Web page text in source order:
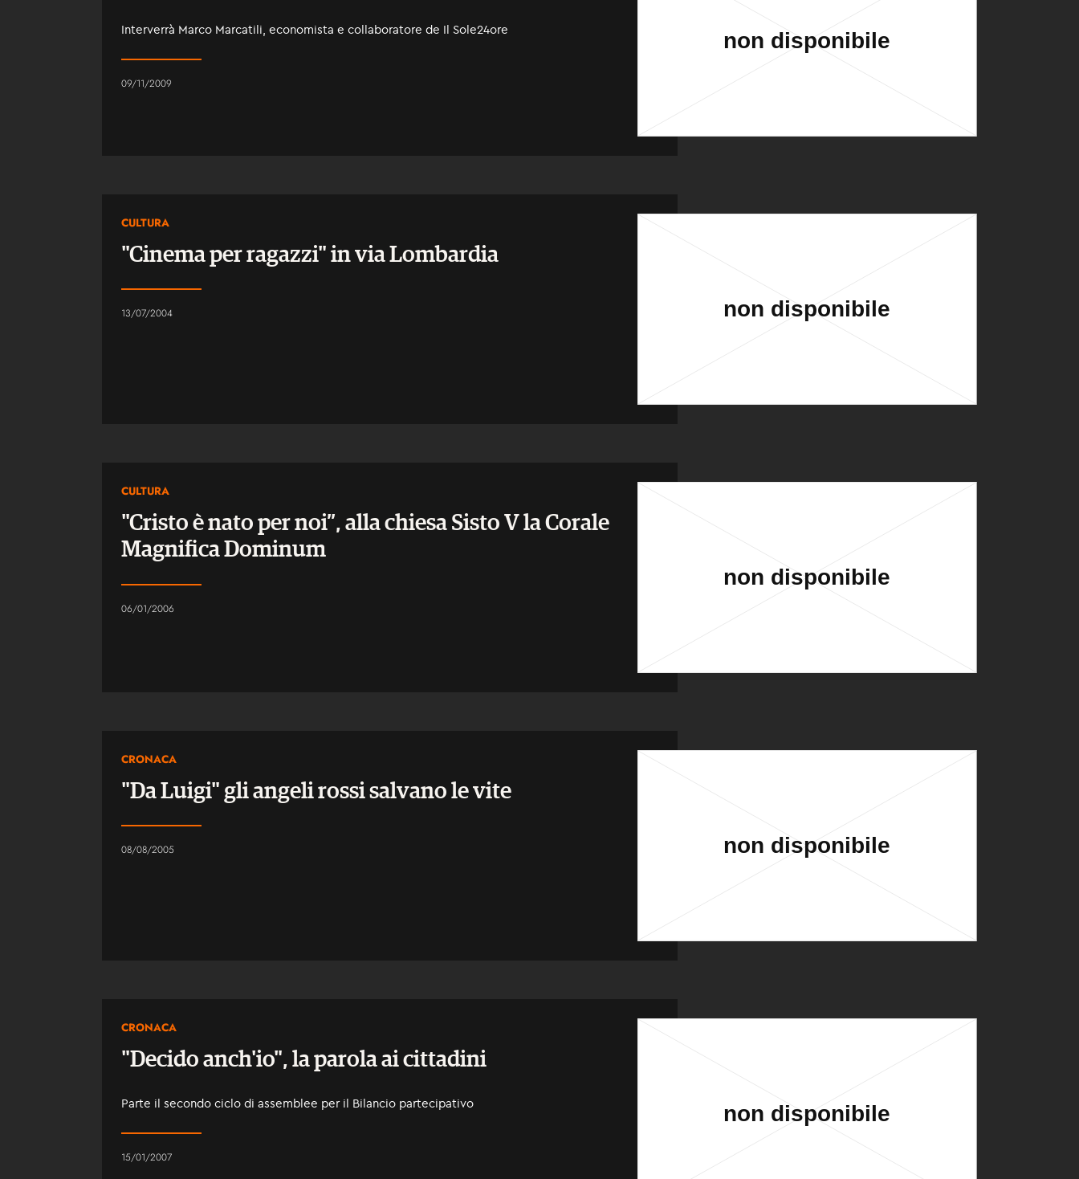
Interverrà Marco Marcatili, economista e collaboratore de Il Sole24ore
09/11/2009
CULTURA
"Cinema per ragazzi" in via Lombardia
13/07/2004
CULTURA
"Cristo è nato per noi”, alla chiesa Sisto V la Corale
Magnifica Dominum
06/01/2006
CRONACA
"Da Luigi" gli angeli rossi salvano le vite
08/08/2005
CRONACA
"Decido anch'io", la parola ai cittadini
Parte il secondo ciclo di assemblee per il Bilancio partecipativo
15/01/2007